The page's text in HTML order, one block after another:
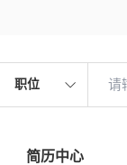
职位
简历中心